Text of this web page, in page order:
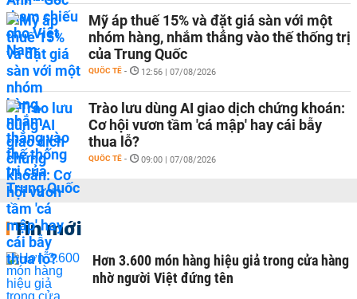
Mỹ áp thuế 15% và đặt giá sàn với một
nhóm hàng, nhắm thẳng vào thế thống trị
của Trung Quốc
QUỐC TẾ - 12:56 | 07/08/2026
Trào lưu dùng AI giao dịch chứng khoán:
Cơ hội vươn tầm 'cá mập' hay cái bẫy
thua lỗ?
QUỐC TẾ - 09:00 | 07/08/2026
Tin mới
Hơn 3.600 món hàng hiệu giả trong cửa hàng
nhờ người Việt đứng tên